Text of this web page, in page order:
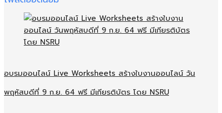
อบรมออนไลน์​ Live Worksheets สร้างใบงานออนไลน์​ วัน
พฤหัสบดีที่ 9 ก.ย. 64 ฟรี มีเกียรติบัตร โดย NSRU